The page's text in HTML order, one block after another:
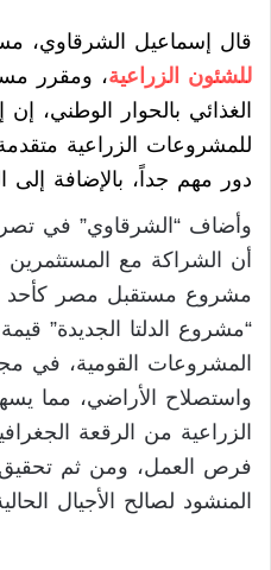
قال إسماعيل الشرقاوي،
للشئون الزراعية، ومقرر
الغذائي بالحوار الوطني،
للمشروعات الزراعية
دور مهم جداً، بالإضافة إلى
وأضاف “الشرقاوي” في
أن الشراكة مع
مشروع مستقبل مصر كأحد
“مشروع الدلتا الجديدة”
المشروعات القومية، في
واستصلاح الأراضي، مما
الزراعية من الرقعة
فرص العمل، ومن ثم تحقيق
المنشود لصالح الأجيال